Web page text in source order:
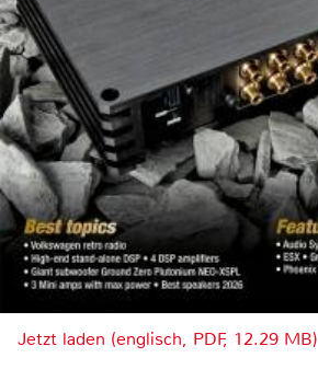
Jetzt laden (englisch, PDF, 12.29 MB)